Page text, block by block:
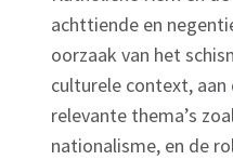
achttiende en
oorzaak van het
culturele context, aan
relevante thema’s
nationalisme, en de